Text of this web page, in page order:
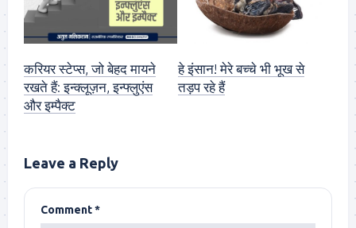
करियर स्टेप्स, जो बेहद मायने
रखते हैं: इन्क्लूज़न, इन्फ्लुएंस
और इम्पैक्ट
हे इंसान! मेरे बच्चे भी भूख से
तड़प रहे हैं
Leave a Reply
Comment*